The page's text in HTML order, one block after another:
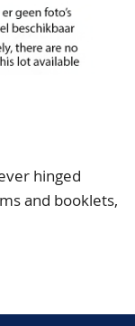
hinged
and booklets,